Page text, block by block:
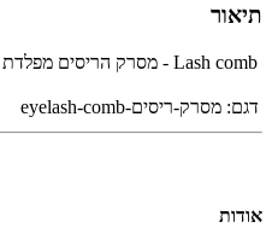
תיאור
דגם: מסרק-ריסים-eyelash-comb
אודות